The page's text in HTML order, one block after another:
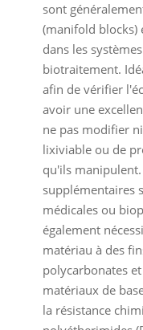
sont
(manifold blocks)
dans les
biotraitement.
afin de vérifier
avoir une
ne pas modifier
lixiviable ou de
qu'ils
supplémentaires
médicales ou
également
matériau à des
polycarbonates
matériaux de
la résistance